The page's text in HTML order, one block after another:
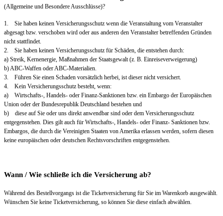
(Allgemeine und Besondere Ausschlüsse)?
1. Sie haben keinen Versicherungsschutz wenn die Veranstaltung vom Veranstalter
abgesagt bzw. verschoben wird oder aus anderen den Veranstalter betreffenden Gründen
nicht stattfindet.
2. Sie haben keinen Versicherungsschutz für Schäden, die entstehen durch:
a) Streik, Kernenergie, Maßnahmen der Staatsgewalt (z. B. Einreiseverweigerung)
b) ABC-Waffen oder ABC-Materialien.
3. Führen Sie einen Schaden vorsätzlich herbei, ist dieser nicht versichert.
4. Kein Versicherungsschutz besteht, wenn:
a) Wirtschafts-, Handels- oder Finanz-Sanktionen bzw. ein Embargo der Europäischen
Union oder der Bundesrepublik Deutschland bestehen und
b) diese auf Sie oder uns direkt anwendbar sind oder dem Versicherungsschutz
entgegenstehen. Dies gilt auch für Wirtschafts-, Handels- oder Finanz- Sanktionen bzw.
Embargos, die durch die Vereinigten Staaten von Amerika erlassen werden, sofern diesen
keine europäischen oder deutschen Rechtsvorschriften entgegenstehen.
Wann / Wie schließe ich die Versicherung ab?
Während des Bestellvorgangs ist die Ticketversicherung für Sie im Warenkorb ausgewählt.
Wünschen Sie keine Ticketversicherung, so können Sie diese einfach abwählen.